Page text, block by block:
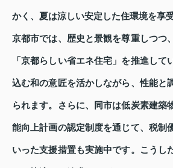
かく、夏は涼しい安定した住環境を享
京都市では、歴史と景観を尊重しつつ
「京都らしい省エネ住宅」を推進して
込む和の意匠を活かしながら、性能と
られます。さらに、同市は低炭素建築
能向上計画の認定制度を通じて、税制
いった支援措置も実施中です。こうし